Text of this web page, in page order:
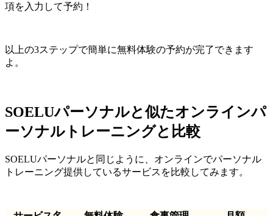
項を入力して予約！
以上の3ステップで簡単に無料体験の予約が完了できます
よ。
SOELUパーソナルと似たオンラインパ
ーソナルトレーニングと比較
SOELUパーソナルと同じように、オンラインでパーソナル
トレーニング提供しているサービスを比較してみます。